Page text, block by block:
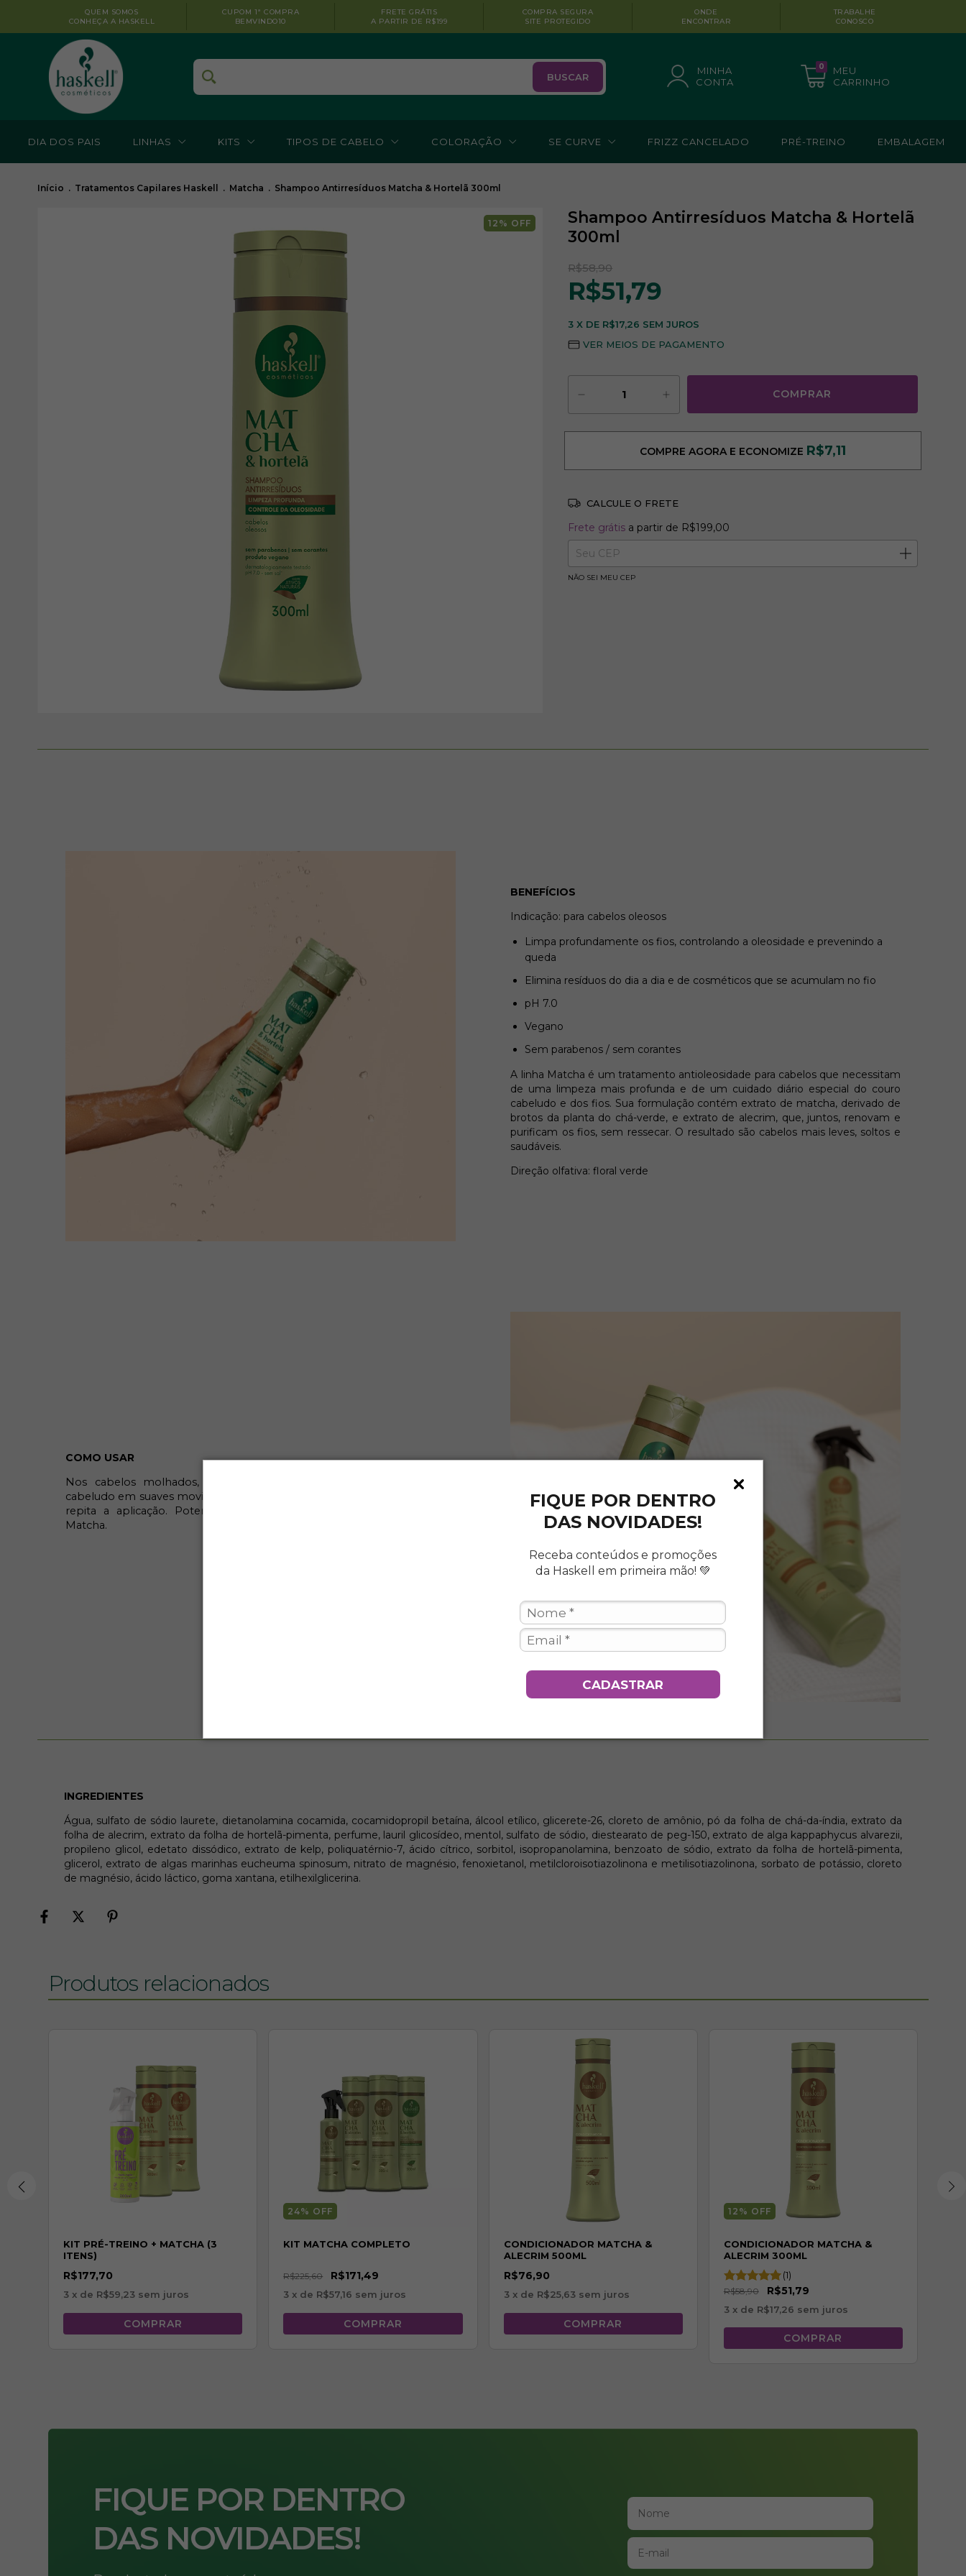
FIQUE POR DENTRO
DAS NOVIDADES!
Receba conteúdos e promoções
da Haskell em primeira mão! 💚
CADASTRAR
QUEM SOMOS
CONHEÇA A HASKELL
CUPOM 1ª COMPRA
BEMVINDO10
FRETE GRÁTIS
A PARTIR DE R$199
COMPRA SEGURA
SITE PROTEGIDO
ONDE
ENCONTRAR
TRABALHE
CONOSCO
BUSCAR
MINHA
CONTA
MEU
CARRINHO
0
DIA DOS PAIS LINHAS KITS TIPOS DE CABELO COLORAÇÃO SE CURVE FRIZZ CANCELADO PRÉ-TREINO EMBALAGEM
Início . Tratamentos Capilares Haskell . Matcha . Shampoo Antirresíduos Matcha & Hortelã 300ml
12 % OFF
Shampoo Antirresíduos Matcha & Hortelã
300ml
R$58,90
R$51,79
3 X DE R$17,26 SEM JUROS
VER MEIOS DE PAGAMENTO
COMPRE AGORA E ECONOMIZE R$7,11
CALCULE O FRETE
Frete grátis R$199,00
Entregas para o CEP: ALTERAR CEP
Frete grátis a partir de R$199,00
NÃO SEI MEU CEP
BENEFÍCIOS
Indicação: para cabelos oleosos
Limpa profundamente os fios, controlando a oleosidade e prevenindo a
queda
Elimina resíduos do dia a dia e de cosméticos que se acumulam no fio
pH 7.0
Vegano
Sem parabenos / sem corantes
A linha Matcha é um tratamento antioleosidade para cabelos que necessitam
de uma limpeza mais profunda e de um cuidado diário especial do couro
cabeludo e dos fios. Sua formulação contém extrato de matcha, derivado de
brotos da planta do chá-verde, e extrato de alecrim, que, juntos, renovam e
purificam os fios, sem ressecar. O resultado são cabelos mais leves, soltos e
saudáveis.
Direção olfativa: floral verde
COMO USAR
Nos cabelos molhados, aplique o shampoo, massageando o couro
cabeludo em suaves movimentos circulares. Enxágue bem. Se necessário,
repita a aplicação. Potencialize os resultados utilizando toda a linha
Matcha.
INGREDIENTES
Água, sulfato de sódio laurete, dietanolamina cocamida, cocamidopropil betaína, álcool etílico, glicerete-26, cloreto de amônio, pó da folha de chá-da-índia, extrato da
folha de alecrim, extrato da folha de hortelã-pimenta, perfume, lauril glicosídeo, mentol, sulfato de sódio, diestearato de peg-150, extrato de alga kappaphycus alvarezii,
propileno glicol, edetato dissódico, extrato de kelp, poliquatérnio-7, ácido cítrico, sorbitol, isopropanolamina, benzoato de sódio, extrato da folha de hortelã-pimenta,
glicerol, extrato de algas marinhas eucheuma spinosum, nitrato de magnésio, fenoxietanol, metilcloroisotiazolinona e metilisotiazolinona, sorbato de potássio, cloreto
de magnésio, ácido láctico, goma xantana, etilhexilglicerina.
Produtos relacionados
KIT PRÉ-TREINO + MATCHA (3
ITENS)
R$177,70
3 x de R$59,23 sem juros
24% OFF
KIT MATCHA COMPLETO
R$225,60 R$171,49
3 x de R$57,16 sem juros
CONDICIONADOR MATCHA &
ALECRIM 500ML
R$76,90
3 x de R$25,63 sem juros
12 % OFF
CONDICIONADOR MATCHA &
ALECRIM 300ML
(1)
R$58,90 R$51,79
3 x de R$17,26 sem juros
FIQUE POR DENTRO
DAS NOVIDADES!